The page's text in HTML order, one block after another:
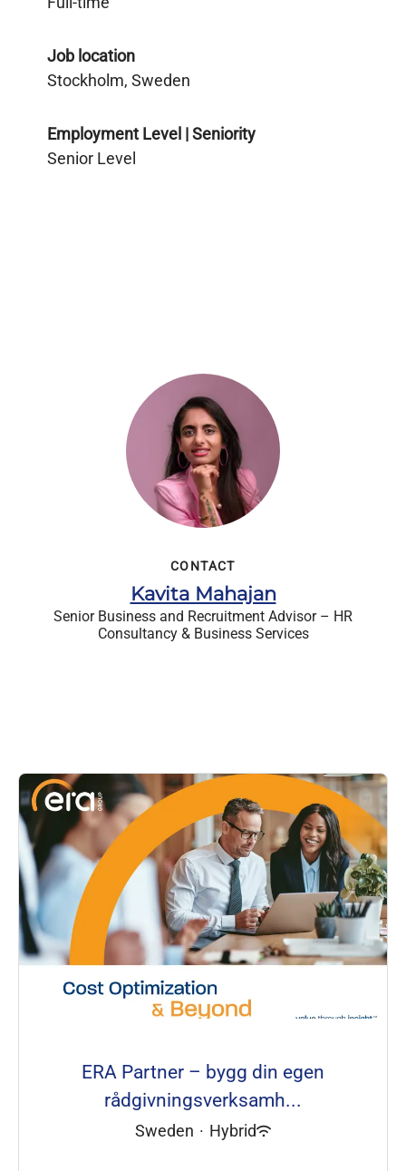
Job location
Stockholm, Sweden
Employment Level | Seniority
Senior Level
CONTACT
Kavita Mahajan
Senior Business and Recruitment Advisor – HR
Consultancy & Business Services
ERA Partner – bygg din egen
rådgivningsverksamh...
Sweden · Hybrid